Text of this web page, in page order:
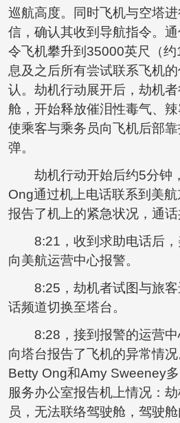
巡航高度。同时飞机与空塔
信，确认其收到导航指令。
令飞机攀升到35000英尺（
息及之后所有尝试联系飞机
认。劫机行动展开后，劫机
舱，开始释放催泪性毒气、
使乘客与乘务员向飞机后部
弹。
劫机行动开始后约5分钟
Ong通过机上电话联系到美航
报告了机上的紧急状况，通话
8:21，收到求助电话后
向美航运营中心报警。
8:25，劫机者试图与旅
话频道切换至塔台。
8:28，接到报警的运营中
向塔台报告了飞机的异常情
Betty Ong和Amy Sweeney
服务办公室报告机上情况：
员，无法联络驾驶舱，驾驶舱